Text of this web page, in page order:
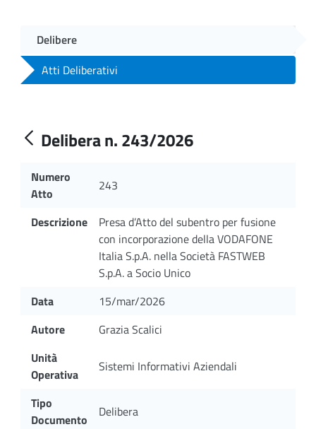
Delibere
Atti Deliberativi
Delibera n. 243/2026
Numero
Atto
243
Descrizione
Presa d’Atto del subentro per fusione
con incorporazione della VODAFONE
Italia S.p.A. nella Società FASTWEB
S.p.A. a Socio Unico
Data
15/mar/2026
Autore
Grazia Scalici
Unità
Operativa
Sistemi Informativi Aziendali
Tipo
Documento
Delibera